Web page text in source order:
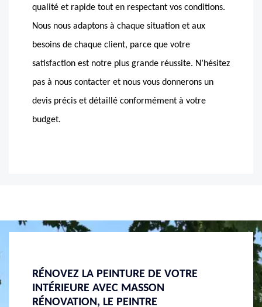
qualité et rapide tout en respectant vos conditions.
Nous nous adaptons à chaque situation et aux
besoins de chaque client, parce que votre
satisfaction est notre plus grande réussite. N’hésitez
pas à nous contacter et nous vous donnerons un
devis précis et détaillé conformément à votre
budget.
TROUVEZ MASSON RÉNOVATION À
THOLLON LES MEMISES POUR PEINDRE
VOS MURS INTÉRIEURS